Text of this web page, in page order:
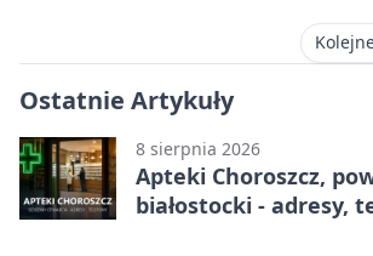
Ostatnie Artykuły
8 sierpnia 2026
Apteki Choroszcz,
białostocki - adresy,